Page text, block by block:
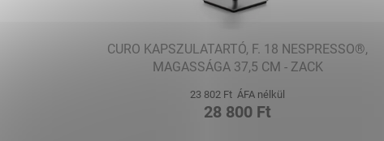
CURO KAPSZULATARTÓ, F. 18 NESPRESSO®,
MAGASSÁGA 37,5 CM - ZACK
23 802 Ft ÁFA nélkül
28 800 Ft